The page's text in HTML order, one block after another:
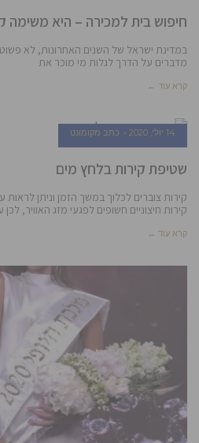
חיפוש בית למכירה – היא משימה
במדינת ישראל של השנים האחרונות, לא
מדברים על הדרך לגלות מי מוכר את
קרא עוד ←
14 יולי, 2020 כתב מקומונט
שטיפת קירות בלחץ מים
קירות צוברים לכלוך במשך הזמן וניתן
קירות חיצוניים חשופים לפגעי מזג האוויר,
קרא עוד ←